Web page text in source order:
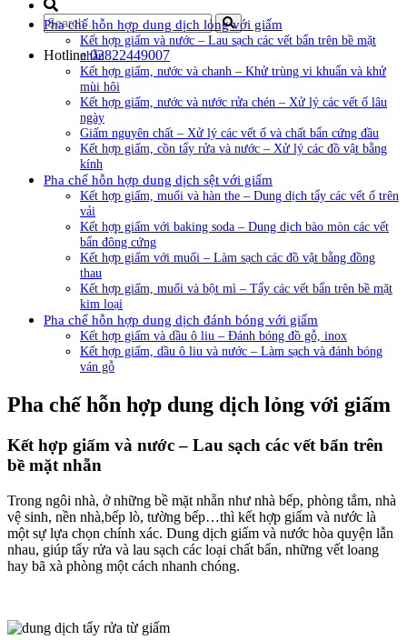
Hotline02822449007
Pha chế hỗn hợp dung dịch lỏng với giấm
Kết hợp giấm và nước – Lau sạch các vết bẩn trên bề mặt
nhẵn
Kết hợp giấm, nước và chanh – Khử trùng vi khuẩn và khử
mùi hôi
Kết hợp giấm, nước và nước rửa chén – Xử lý các vết ố lâu
ngày
Giấm nguyên chất – Xử lý các vết ố và chất bẩn cứng đầu
Kết hợp giấm, cồn tẩy rửa và nước – Xử lý các đồ vật bằng
kính
Pha chế hỗn hợp dung dịch sệt với giấm
Kết hợp giấm, muối và hàn the – Dung dịch tẩy các vết ố trên
vải
Kết hợp giấm với baking soda – Dung dịch bào mòn các vết
bẩn đông cứng
Kết hợp giấm với muối – Làm sạch các đồ vật bằng đồng
thau
Kết hợp giấm, muối và bột mì – Tẩy các vết bẩn trên bề mặt
kim loại
Pha chế hỗn hợp dung dịch đánh bóng với giấm
Kết hợp giấm và dầu ô liu – Đánh bóng đồ gỗ, inox
Kết hợp giấm, dầu ô liu và nước – Làm sạch và đánh bóng
ván gỗ
Pha chế hỗn hợp dung dịch lỏng với giấm
Kết hợp giấm và nước – Lau sạch các vết bẩn trên
bề mặt nhẵn
Trong ngôi nhà, ở những bề mặt nhẵn như nhà bếp, phòng tắm, nhà
vệ sinh, nền nhà,bếp lò, tường bếp…thì kết hợp giấm và nước là
một sự lựa chọn chính xác. Dung dịch giấm và nước hòa quyện lẫn
nhau, giúp tẩy rửa và lau sạch các loại chất bẩn, những vết loang
hay bã xà phòng một cách nhanh chóng.